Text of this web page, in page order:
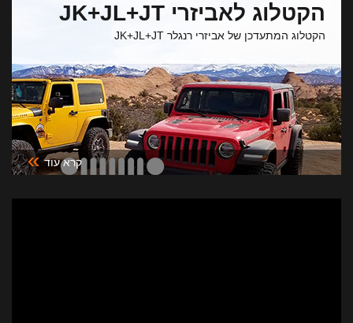
הקטלוג לאביזרי JK+JL+JT
הקטלוג המתעדכן של אביזרי רנגלר JK+JL+JT
קרא עוד »